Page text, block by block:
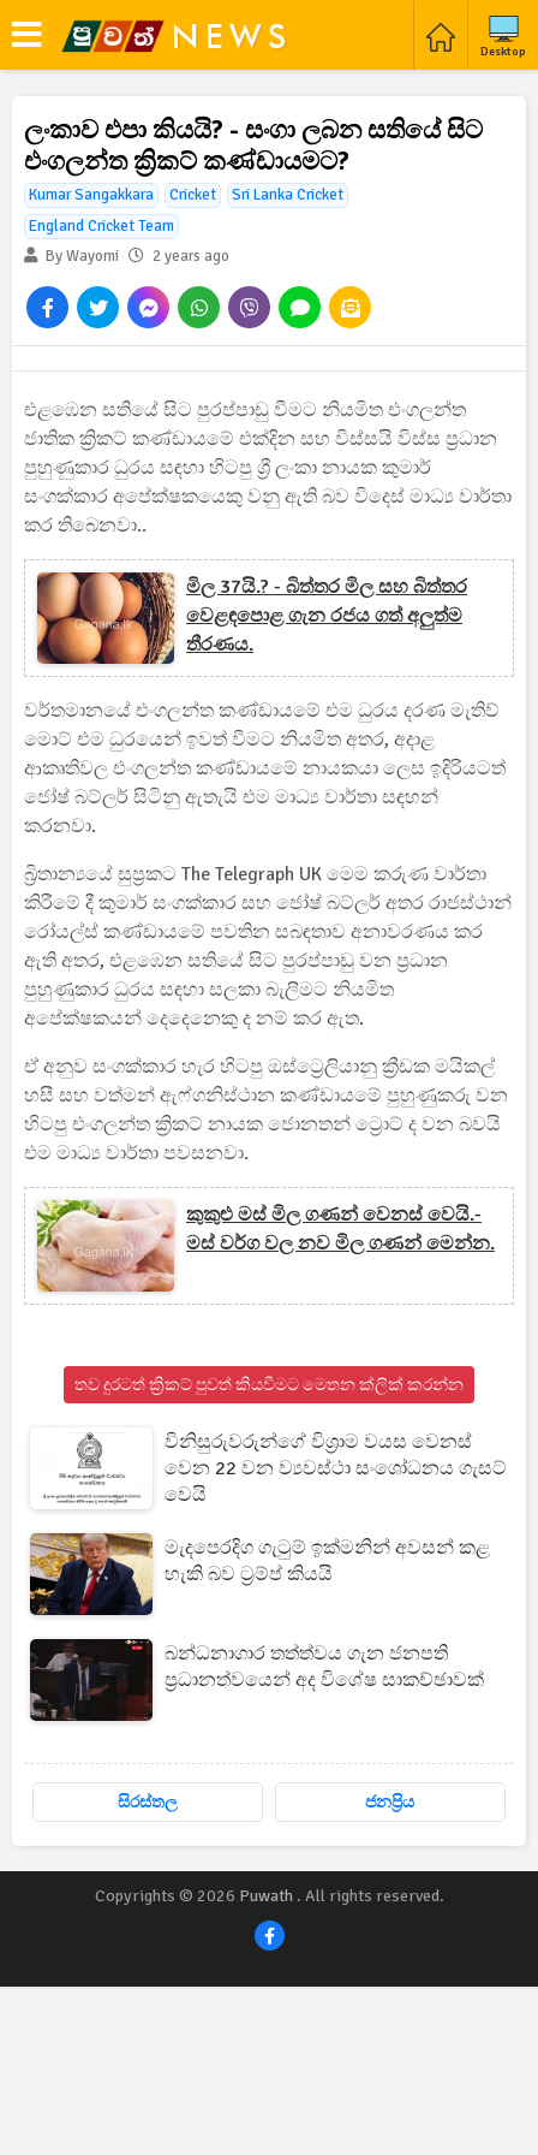
Desktop
ලංකාව එපා කියයි? - සංගා ලබන සතියේ සිට
එංගලන්ත ක්‍රිකට් කණ්ඩායමට?
Kumar Sangakkara Cricket
Sri Lanka Cricket
England Cricket Team
By Wayomi
2 years ago
එළඹෙන සතියේ සිට පුරප්පාඩු වීමට නියමිත එංගලන්ත
ජාතික ක්‍රිකට් කණ්ඩායමේ එක්දින සහ විස්සයි විස්ස ප්‍රධාන
පුහුණුකාර ධුරය සඳහා හිටපු ශ්‍රී ලංකා නායක කුමාර්
සංගක්කාර අපේක්ෂකයෙකු වනු ඇති බව විදෙස් මාධ්‍ය වාර්තා
කර තිබෙනවා..
මිල 37යි.? - බිත්තර මිල සහ බිත්තර
වෙළඳපොළ ගැන රජය ගත් අලුත්ම
තීරණය.
වර්තමානයේ එංගලන්ත කණ්ඩායමේ එම ධුරය දරණ මැතිව්
මොට් එම ධුරයෙන් ඉවත් වීමට නියමිත අතර, අදාළ
ආකෘතිවල එංගලන්ත කණ්ඩායමේ නායකයා ලෙස ඉදිරියටත්
ජෝෂ් බට්ලර් සිටිනු ඇතැයි එම මාධ්‍ය වාර්තා සඳහන්
කරනවා.
බ්‍රිතාන්‍යයේ සුප්‍රකට The Telegraph UK මෙම කරුණ වාර්තා
කිරීමේ දී කුමාර් සංගක්කාර සහ ජෝෂ් බට්ලර් අතර රාජස්ථාන්
රෝයල්ස් කණ්ඩායමේ පවතින සබඳතාව අනාවරණය කර
ඇති අතර, එළඹෙන සතියේ සිට පුරප්පාඩු වන ප්‍රධාන
පුහුණුකාර ධුරය සඳහා සලකා බැලීමට නියමිත
අපේක්ෂකයන් දෙදෙනෙකු ද නම් කර ඇත.
ඒ අනුව සංගක්කාර හැර හිටපු ඔස්ට්‍රෙලියානු ක්‍රීඩක මයිකල්
හසී සහ වත්මන් ඇෆ්ගනිස්ථාන කණ්ඩායමේ පුහුණුකරු වන
හිටපු එංගලන්ත ක්‍රිකට් නායක ජොනතන් ට්‍රොට් ද වන බවයි
එම මාධ්‍ය වාර්තා පවසනවා.
කුකුළු මස් මිල ගණන් වෙනස් වෙයි.-
මස් වර්ග වල නව මිල ගණන් මෙන්න.
තව දුරටත් ක්‍රිකට් පුවත් කියවීමට මෙතන ක්ලික් කරන්න
විනිසුරුවරුන්ගේ විශ්‍රාම වයස වෙනස්
වෙන 22 වන ව්‍යවස්ථා සංශෝධනය ගැසට්
වෙයි
මැදපෙරදිග ගැටුම් ඉක්මනින් අවසන් කළ
හැකි බව ට්‍රම්ප් කියයි
බන්ධනාගාර තත්ත්වය ගැන ජනපති
ප්‍රධානත්වයෙන් අද විශේෂ සාකච්ඡාවක්
සිරස්තල ජනප්‍රිය
Copyrights © 2026 Puwath. All rights reserved.